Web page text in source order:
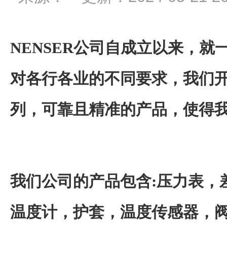
NENSER公司自成立以来，就
对各行各业的不同要求，我们
列，可靠且精准的产品，使得
我们公司的产品包含:压力表，
温度计，护套，温度传感器，